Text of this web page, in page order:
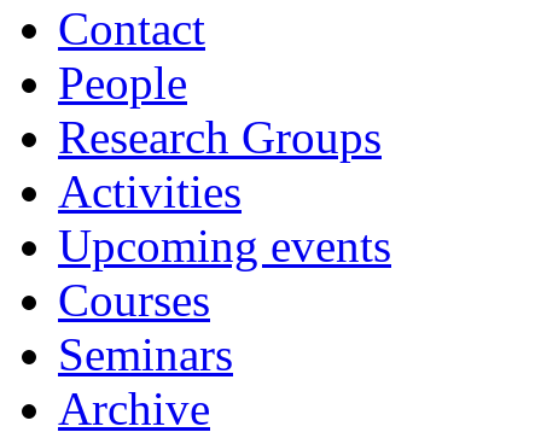
Contact
People
Research Groups
Activities
Upcoming events
Courses
Seminars
Archive